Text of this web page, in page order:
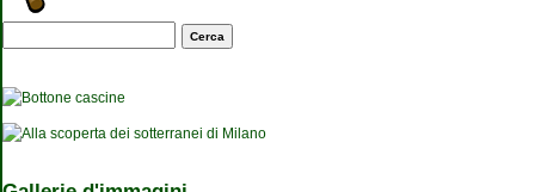
Maschera di ricerca